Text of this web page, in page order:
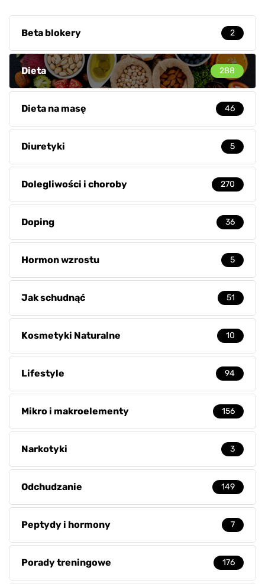
Beta blokery 2
Dieta 288
Dieta na masę 46
Diuretyki 5
Dolegliwości i choroby 270
Doping 36
Hormon wzrostu 5
Jak schudnąć 51
Kosmetyki Naturalne 10
Lifestyle 94
Mikro i makroelementy 156
Narkotyki 3
Odchudzanie 149
Peptydy i hormony 7
Porady treningowe 176